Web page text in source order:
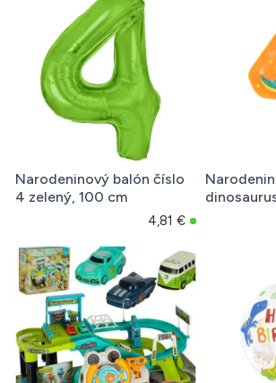
Narodeninový balón číslo
4 zelený, 100 cm
4,81 €